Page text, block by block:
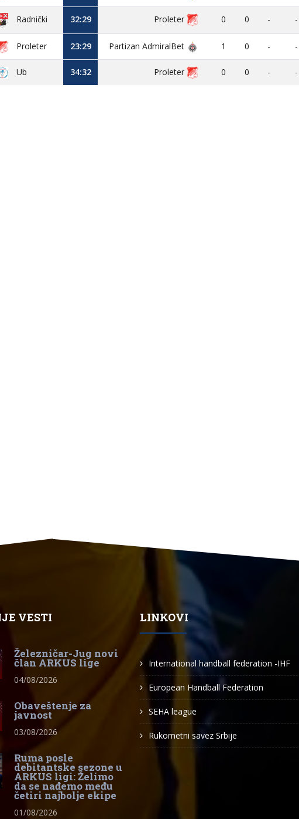
Radnički 32:29 Proleter 0 0 - -
Proleter 23:29 Partizan AdmiralBet 1 0 - -
Ub 34:32 Proleter 0 0 - -
VESTI
Železničar-Jug novi
član ARKUS lige
04/08/2026
Obaveštenje za
javnost
03/08/2026
Ruma posle
debitantske sezone u
ARKUS ligi: Želimo
da se nađemo među
četiri najbolje ekipe
01/08/2026
LINKOVI
International handball federation -IHF
European Handball Federation
SEHA league
Rukometni savez Srbije